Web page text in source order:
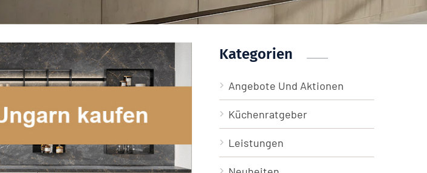
Kategorien
Angebote Und Aktionen
Küchenratgeber
Leistungen